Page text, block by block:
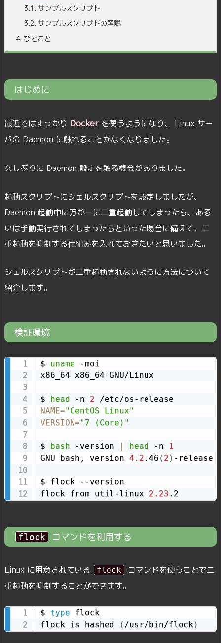
3.1. サンプルスクリプト
3.2. サンプルスクリプトの解説
4. ひとこと
はじめに
最近ではすっかり Dockerを使うようになり、 Linux サー
バの Daemon に触れることがなくなりました。
久しぶりに Daemon 設定を触る機会がありました。
起動スクリプトにシェルスクリプトを設定しましたが、
Daemon 起動中に万が一に二重起動してしまったら、ある
いは手動実行されてしまったらといった場合に備えて、二
重起動を抑制する仕組みを入れておきたいと思いました。
シェルスクリプトが二重起動されないように方法について
紹介します。
検証環境
$ uname -moi
x86_64 x86_64 GNU/Linux
$ head -n 2
NAME="CentOS Linux"
VERSION="7 (Core)"
$ bash -version | head -n
1
GNU bash, version 4.2 .46 ( 2 ) -release
$ flock --version
flock from util-linux 2.23 .2
flock コマンドを利用する
Linux に用意されている flock
コマンドを使うことで二
重起動を抑制することができます。
$ type flock
flock is hashed
( /usr/bin/flock )